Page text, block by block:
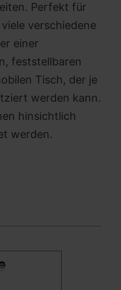
Perfekt für
verschiedene
einer
feststellbaren
Tisch, der je
werden kann.
hinsichtlich
werden.